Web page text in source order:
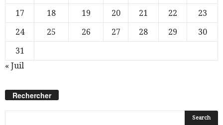
17
18 19 20 21 22
23
24
25 26 27 28 29
30
31
« Juil
Rechercher